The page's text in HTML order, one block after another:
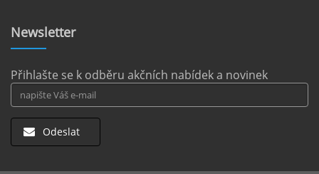
okolních regionech bez omezení, pronájem
číst :celý článek
Newsletter
Přihlašte se k odběru akčních nabídek a novinek
Odeslat